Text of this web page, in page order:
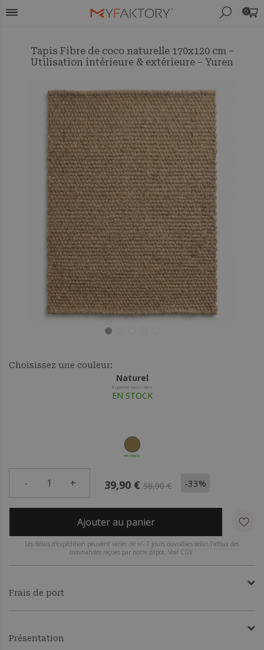
0
Tapis Fibre de coco naturelle 170x120 cm –
Utilisation intérieure & extérieure – Yuren
Choisissez une couleur:
Naturel
Expédié sous 48h
EN STOCK
EN STOCK
- 1 + 39,90 € 58,90 € -33%
Ajouter au panier
Les délais d'expédition peuvent varier de +/- 7 jours ouvrables selon l'afflux des
commandes reçues par notre dépôt. Voir CGV.
Frais de port
Présentation